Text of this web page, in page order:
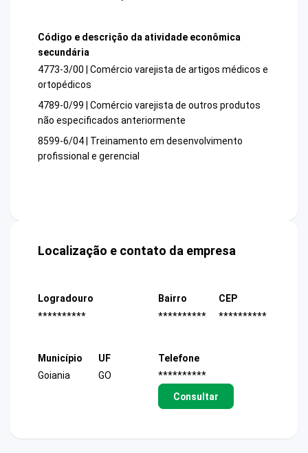
Código e descrição da atividade econômica
secundária
4773-3/00 | Comércio varejista de artigos médicos e
ortopédicos
4789-0/99 | Comércio varejista de outros produtos
não especificados anteriormente
8599-6/04 | Treinamento em desenvolvimento
profissional e gerencial
Localização e contato da empresa
Logradouro
**********
Bairro
**********
CEP
**********
Município
Goiania
UF
GO
Telefone
**********
Consultar